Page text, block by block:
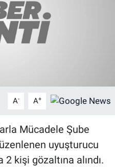
A- A+
Mücadele Şube
uyuşturucu
kişi gözaltına alındı.